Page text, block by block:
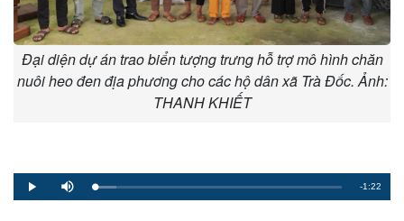
Đại diện dự án trao biển tượng trưng hỗ trợ mô hình chăn
nuôi heo đen địa phương cho các hộ dân xã Trà Đốc. Ảnh:
THANH KHIẾT
Play Mute Loaded:
0%
Progress:
0%
Remaining
-1:22